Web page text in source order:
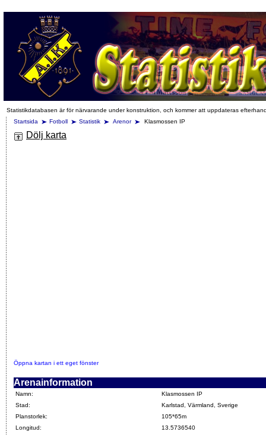
Statistikdatabasen är för närvarande under konstruktion, och kommer att uppdateras
Startsida
Fotboll Statistik Arenor Klasmossen IP
Dölj karta
Öppna kartan i ett eget fönster
Arenainformation
Namn:
Klasmossen IP
Stad:
Karlstad, Värmland, Sverige
Planstorlek:
105*65m
Longitud:
13.5736540